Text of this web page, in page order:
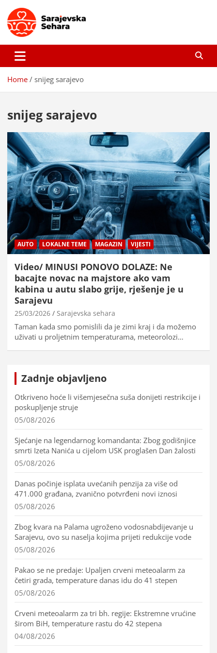
content
Sarajevska sehara
Home snijeg sarajevo
snijeg sarajevo
AUTO LOKALNE TEME MAGAZIN VIJESTI
Video/ MINUSI PONOVO DOLAZE: Ne
bacajte novac na majstore ako vam
kabina u autu slabo grije, rješenje je u
Sarajevu
25/03/2026 Sarajevska sehara
Taman kada smo pomislili da je zimi kraj i da možemo
uživati u proljetnim temperaturama, meteorolozi…
Zadnje objavljeno
Otkriveno hoće li višemjesečna suša donijeti restrikcije i
poskupljenje struje
05/08/2026
Sjećanje na legendarnog komandanta: Zbog godišnjice
smrti Izeta Nanića u cijelom USK proglašen Dan žalosti
05/08/2026
Danas počinje isplata uvećanih penzija za više od
471.000 građana, zvanično potvrđeni novi iznosi
05/08/2026
Zbog kvara na Palama ugroženo vodosnabdijevanje u
Sarajevu, ovo su naselja kojima prijeti redukcije vode
05/08/2026
Pakao se ne predaje: Upaljen crveni meteoalarm za
četiri grada, temperature danas idu do 41 stepen
05/08/2026
Crveni meteoalarm za tri bh. regije: Ekstremne vrućine
širom BiH, temperature rastu do 42 stepena
04/08/2026